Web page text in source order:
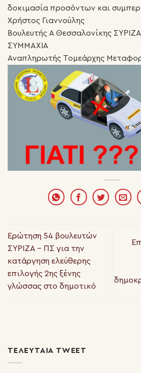
δοκιμασία προσόντων και
Χρήστος Γιαννούλης
Βουλευτής Α Θεσσαλονίκης
ΣΥΜΜΑΧΙΑ
Αναπληρωτής Τομεάρχης
Ερώτηση 54 βουλευτών
ΣΥΡΙΖΑ – ΠΣ για την
κατάργηση ελεύθερης
επιλογής 2ης ξένης
γλώσσας στο δημοτικό
ΤΕΛΕΥΤΑΊΑ TWEET